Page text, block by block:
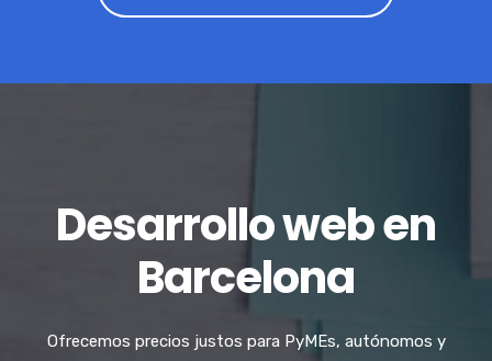
Desarrollo web en
Barcelona
Ofrecemos precios justos para PyMEs, autónomos y